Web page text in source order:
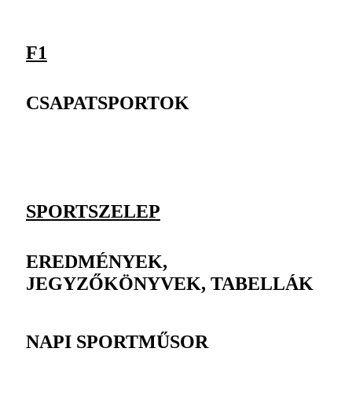
F1
CSAPATSPORTOK
SPORTSZELEP
EREDMÉNYEK,
JEGYZŐKÖNYVEK, TABELLÁK
NAPI SPORTMŰSOR